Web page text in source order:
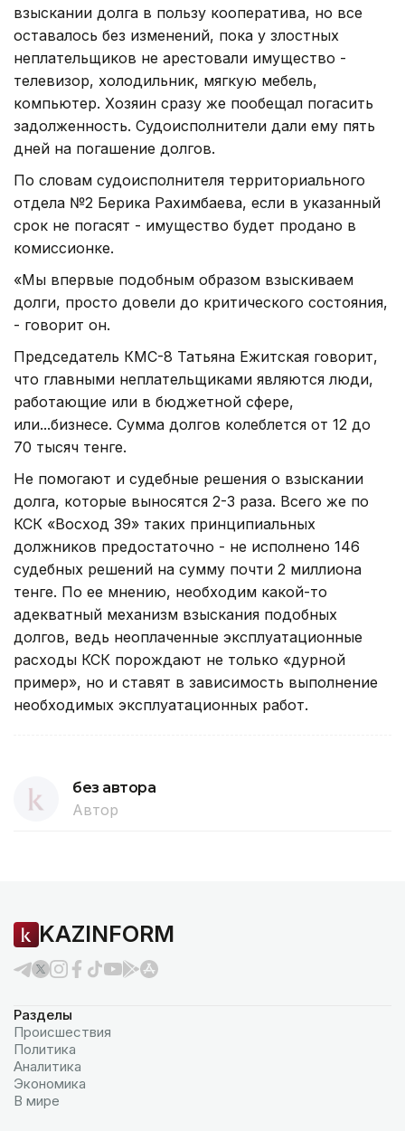
взыскании долга в пользу кооператива, но все
оставалось без изменений, пока у злостных
неплательщиков не арестовали имущество -
телевизор, холодильник, мягкую мебель,
компьютер. Хозяин сразу же пообещал погасить
задолженность. Судоисполнители дали ему пять
дней на погашение долгов.
По словам судоисполнителя территориального
отдела №2 Берика Рахимбаева, если в указанный
срок не погасят - имущество будет продано в
комиссионке.
«Мы впервые подобным образом взыскиваем
долги, просто довели до критического состояния,
- говорит он.
Председатель КМС-8 Татьяна Ежитская говорит,
что главными неплательщиками являются люди,
работающие или в бюджетной сфере,
или...бизнесе. Сумма долгов колеблется от 12 до
70 тысяч тенге.
Не помогают и судебные решения о взыскании
долга, которые выносятся 2-3 раза. Всего же по
КСК «Восход 39» таких принципиальных
должников предостаточно - не исполнено 146
судебных решений на сумму почти 2 миллиона
тенге. По ее мнению, необходим какой-то
адекватный механизм взыскания подобных
долгов, ведь неоплаченные эксплуатационные
расходы КСК порождают не только «дурной
пример», но и ставят в зависимость выполнение
необходимых эксплуатационных работ.
без автора
Автор
KAZINFORM
Разделы
Происшествия
Политика
Аналитика
Экономика
В мире